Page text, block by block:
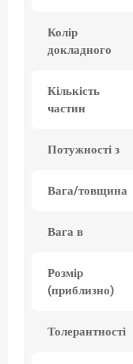
Колір
докладного
Кількість
частин
Потужності з
Вага/товщина
Вага в
Розмір
(приблизно)
Толерантності